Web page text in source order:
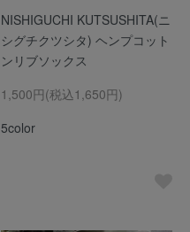
NISHIGUCHI KUTSUSHITA(ニ
シグチクツシタ) ヘンプコット
ンリブソックス
1,500円(税込1,650円)
5color